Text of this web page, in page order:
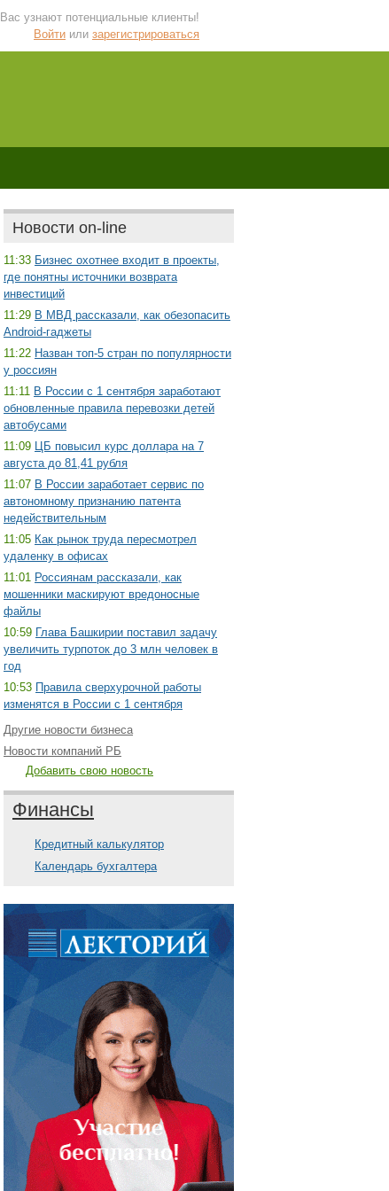
узнают потенциальные клиенты!
Войти или зарегистрироваться
Новости on-line
11:33 Бизнес охотнее входит в проекты,
где понятны источники возврата
инвестиций
11:29 В МВД рассказали, как обезопасить
Android-гаджеты
11:22 Назван топ-5 стран по популярности
у россиян
11:11 В России с 1 сентября заработают
обновленные правила перевозки детей
автобусами
11:09 ЦБ повысил курс доллара на 7
августа до 81,41 рубля
11:07 В России заработает сервис по
автономному признанию патента
недействительным
11:05 Как рынок труда пересмотрел
удаленку в офисах
11:01 Россиянам рассказали, как
мошенники маскируют вредоносные
файлы
10:59 Глава Башкирии поставил задачу
увеличить турпоток до 3 млн человек в
год
10:53 Правила сверхурочной работы
изменятся в России с 1 сентября
Другие новости бизнеса
Новости компаний РБ
Добавить свою новость
Финансы
Кредитный калькулятор
Календарь бухгалтера